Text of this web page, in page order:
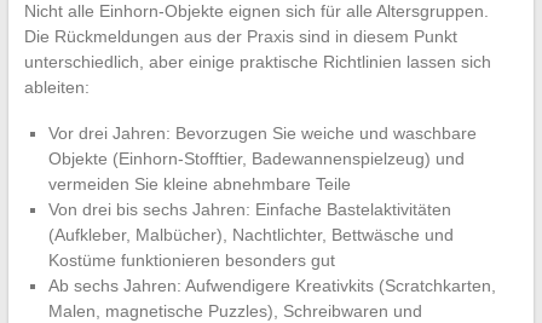
Nicht alle Einhorn-Objekte eignen sich für alle Altersgruppen.
Die Rückmeldungen aus der Praxis sind in diesem Punkt
unterschiedlich, aber einige praktische Richtlinien lassen sich
ableiten:
Vor drei Jahren: Bevorzugen Sie weiche und waschbare
Objekte (Einhorn-Stofftier, Badewannenspielzeug) und
vermeiden Sie kleine abnehmbare Teile
Von drei bis sechs Jahren: Einfache Bastelaktivitäten
(Aufkleber, Malbücher), Nachtlichter, Bettwäsche und
Kostüme funktionieren besonders gut
Ab sechs Jahren: Aufwendigere Kreativkits (Scratchkarten,
Malen, magnetische Puzzles), Schreibwaren und